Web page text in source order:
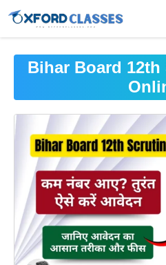
content
Bihar Board